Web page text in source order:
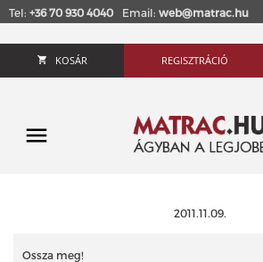
Tel: +36 70 930 4040 Email: web@matrac.hu
KOSÁR REGISZTRÁCIÓ
2011.11.09.
Ossza meg!